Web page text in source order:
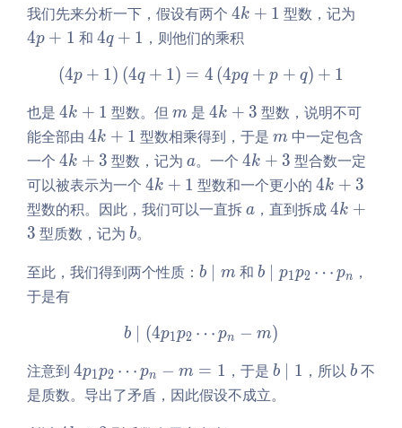
o
t
p
n
p
2
\c
d
ot
s
p
_
-
1
+
1
+
我们先来分析一下，假设有两个 4
k
1
4k + 1 型数，记为
4p + 1 和 4
+
4q + 1 ，则他们的乘积
\left(4p +
(4p + 1) (4q + 1) = 4 (4pq + p + q) + 1
也是 4
k
+
1
4k + 1 型数。但m
m 是4
k
4k + 3 型数，说明不可
能全部由 4
k
+
1
4k + 1 型数相乘得到，于是m
m 中一定包含
一个 4
k
+
3
4k + 3 型数，记为a
a。一个4
k
3
4k + 3 型合数一定
可以被表示为一个 4
k
4k + 1 型数和一个更小的4
k
4k + 3
型数的积。因此，我们可以一直拆a
a ，直到拆成4
3
4k +
3 型质数，记为 b
b。
至此，我们得到两个性质： b
m
b m 和 b
p_
_2
\c
b p1p2 ⋯ pn
，
于是有
b \mid \left(4p_1 p_2
b (4p1p2 ⋯ pn − m)
注意到 4
4p1p2 ⋯ pn − m = 1 ，于是 b
b 1 ，所以 b
b不
是质数。导出了矛盾，因此假设不成立。